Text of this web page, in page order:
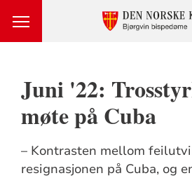
Juni '22:
møte på Cuba
– Kontrasten mellom
resignasjonen på Cuba, og